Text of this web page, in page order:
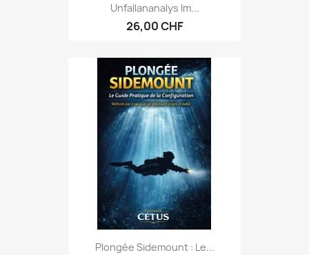
Unfallananalys Im...
26,00 CHF
Plongée Sidemount : Le...